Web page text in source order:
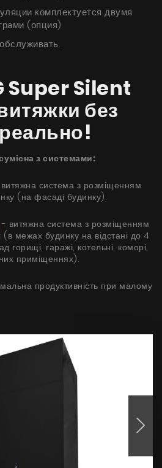
комплектуется двумя
(опция)
Super Silent
без
з системами:
витяжна система з розміщенням
(на фасаді будинку).
- витяжна система з розміщенням
(в межах будинку на відстані до 4
горищі, гаражі, котельні, коморі,
приміщеннях).
продуктивність при малому